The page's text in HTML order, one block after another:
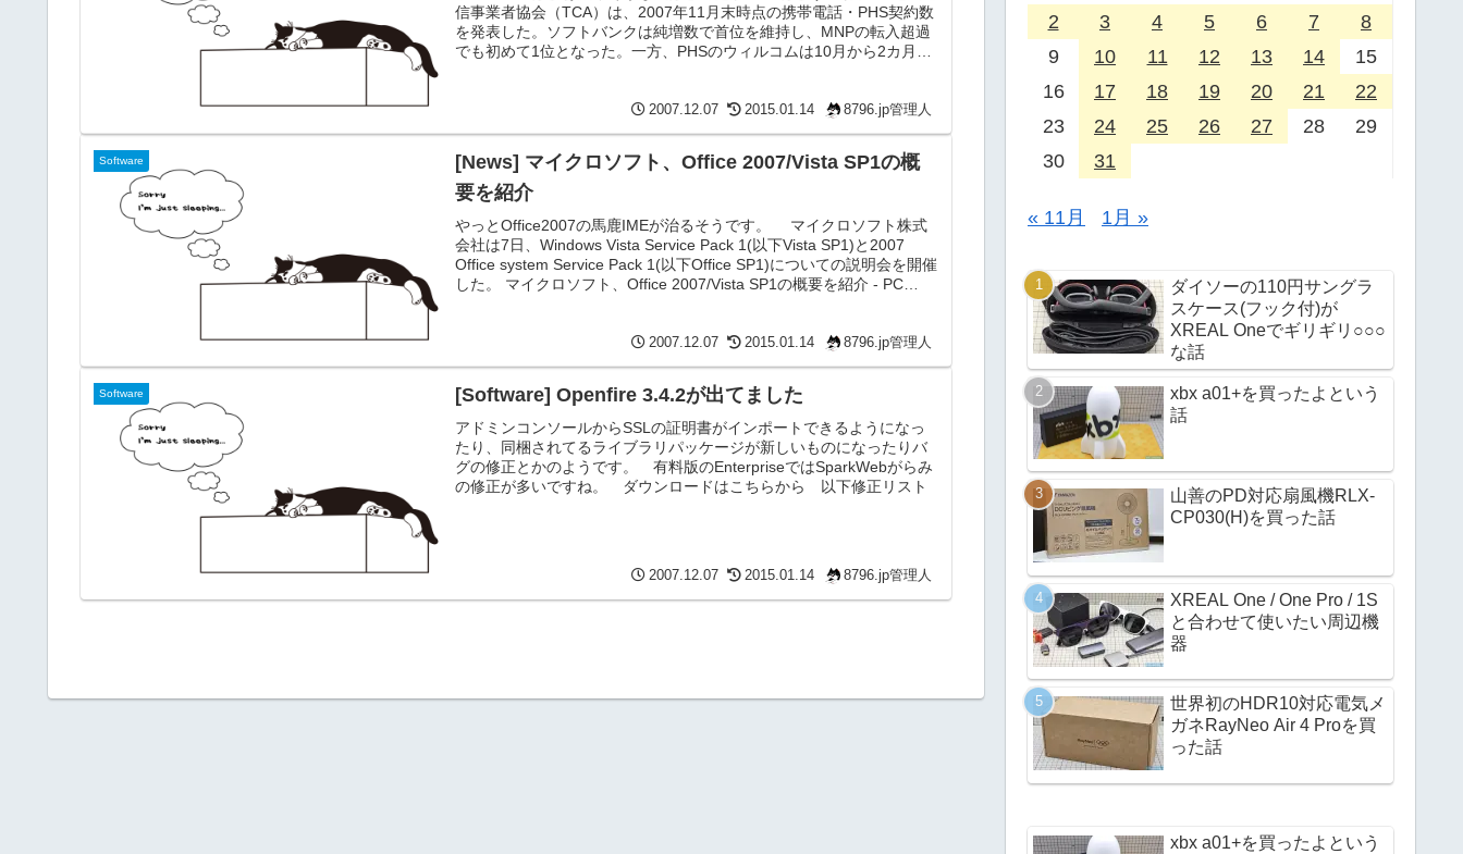
信事業者協会（TCA）は、2007年11月末時点の携帯電話・PHS契約数
を発表した。ソフトバンクは純増数で首位を維持し、MNPの転入超過
でも初めて1位となった。一方、PHSのウィルコムは10月から2カ月連
らずWeb接続オプションをつける人は少ないようだけど、980円ぽっ
2007.12.07 2015.01.14 8796.jp管理人
Software
[News] マイクロソフト、Office 2007/Vista SP1の概
要を紹介
やっとOffice2007の馬鹿IMEが治るそうです。 マイクロソフト株式
会社は7日、Windows Vista Service Pack 1(以下Vista SP1)と2007
Office system Service Pack 1(以下Office SP1)についての説明会を開催
した。 マイクロソフト、Office 2007/Vista SP1の概要を紹介 - PC
2007.12.07 2015.01.14 8796.jp管理人
Software [Software] Openfire 3.4.2が出てました
アドミンコンソールからSSLの証明書がインポートできるようになっ
たり、同梱されてるライブラリパッケージが新しいものになったりバ
グの修正とかのようです。 有料版のEnterpriseではSparkWebがらみ
の修正が多いですね。 ダウンロードはこちらから 以下修正リスト
2007.12.07 2015.01.14 8796.jp管理人
2
3 4 5 6 7
8
9
10 11 12 13 14
15
16
17 18 19 20 21
22
23
24 25 26 27 28
29
30
31
« 11月 1月 »
ダイソーの110円サングラ
スケース(フック付)が
XREAL Oneでギリギリ○○○
な話
xbx a01+を買ったよという
話
山善のPD対応扇風機RLX-
CP030(H)を買った話
XREAL One / One Pro / 1S
と合わせて使いたい周辺機
器
世界初のHDR10対応電気メ
ガネRayNeo Air 4 Proを買
った話
xbx a01+を買ったよという